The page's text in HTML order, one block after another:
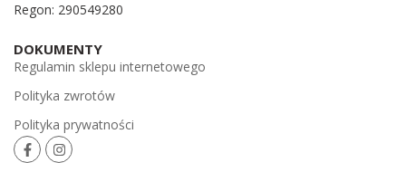
Regon: 290549280
DOKUMENTY
Regulamin sklepu internetowego
Polityka zwrotów
Polityka prywatności